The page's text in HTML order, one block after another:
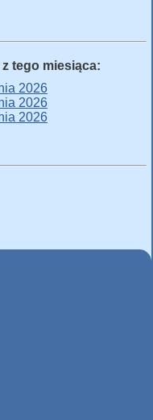
tego miesiąca:
2026
2026
2026